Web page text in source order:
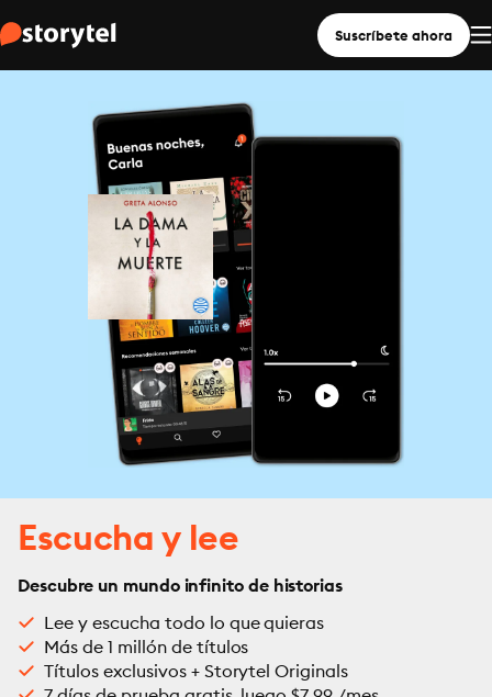
Suscríbete ahora
Escucha y lee
Descubre un mundo infinito de historias
Lee y escucha todo lo que quieras
Más de 1 millón de títulos
Títulos exclusivos + Storytel Originals